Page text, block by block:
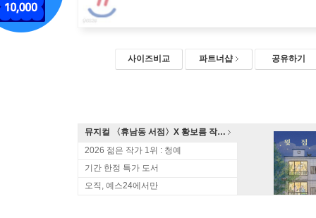
사이즈비교 파트너샵 공유하기
뮤지컬 〈휴남동 서점〉X 황보름 작가 북토크
2026 젊은 작가 1위 : 청예
기간 한정 특가 도서
오직, 예스24에서만